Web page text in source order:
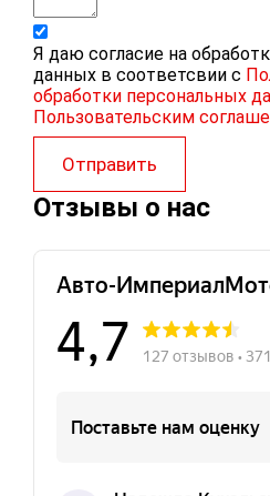
Я даю согласие на
данных в соответсвии с
обработки персональных
Пользовательским
Отправить
Отзывы о нас